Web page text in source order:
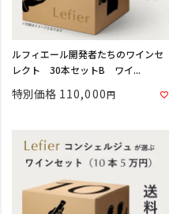
ルフィエール開発者たちのワインセ
レクト 30本セットB ワイ...
特別価格 110,000